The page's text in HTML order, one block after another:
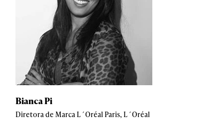
Bianca Pi
Diretora de Marca L´Oréal Paris, L´Oréal